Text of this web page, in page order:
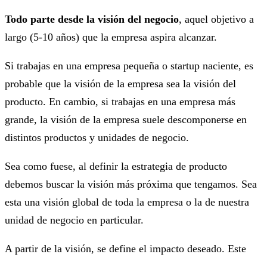
Todo parte desde la visión del negocio, aquel objetivo a
largo (5-10 años) que la empresa aspira alcanzar.
Si trabajas en una empresa pequeña o startup naciente, es
probable que la visión de la empresa sea la visión del
producto. En cambio, si trabajas en una empresa más
grande, la visión de la empresa suele descomponerse en
distintos productos y unidades de negocio.
Sea como fuese, al definir la estrategia de producto
debemos buscar la visión más próxima que tengamos. Sea
esta una visión global de toda la empresa o la de nuestra
unidad de negocio en particular.
A partir de la visión, se define el impacto deseado. Este